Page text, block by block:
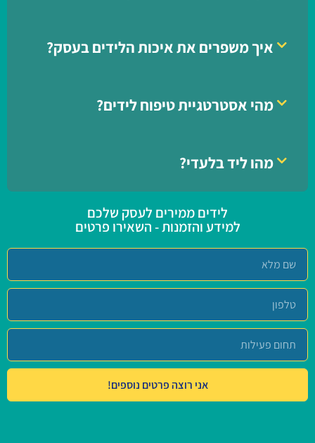
איך משפרים את איכות הלידים בעסק?
מהי אסטרטגיית טיפוח לידים?
מהו ליד בלעדי?
לידים ממירים לעסק שלכם
למידע והזמנות - השאירו פרטים
אני רוצה פרטים נוספים!